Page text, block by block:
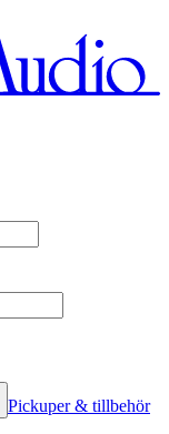
Pickuper & tillbehör